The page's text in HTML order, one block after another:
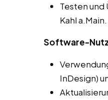
Testen
Kahl a.Main.
Software-
InDesign)